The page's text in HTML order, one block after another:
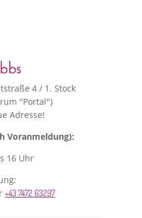
4 / 1. Stock
"Portal")
Adresse!
Voranmeldung):
16 Uhr
+43 7472 63297